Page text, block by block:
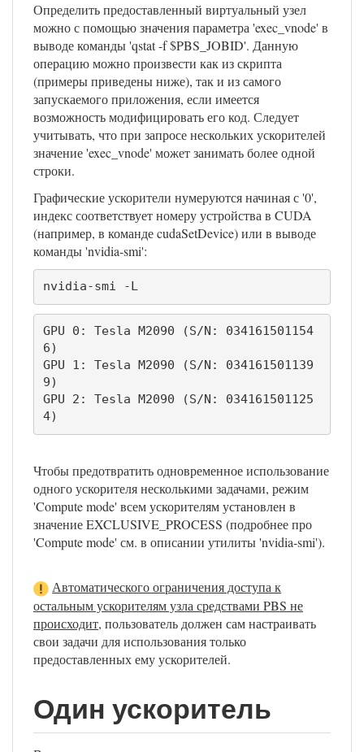
Определить предоставленный виртуальный узел
можно с помощью значения параметра 'exec_vnode' в
выводе команды 'qstat -f $PBS_JOBID'. Данную
операцию можно произвести как из скрипта
(примеры приведены ниже), так и из самого
запускаемого приложения, если имеется
возможность модифицировать его код. Следует
учитывать, что при запросе нескольких ускорителей
значение 'exec_vnode' может занимать более одной
строки.
Графические ускорители нумеруются начиная с '0',
индекс соответствует номеру устройства в CUDA
(например, в команде cudaSetDevice) или в выводе
команды 'nvidia-smi':
nvidia-smi -L
GPU 0: Tesla M2090 (S/N: 034161501154
6)
GPU 1: Tesla M2090 (S/N: 034161501139
9)
GPU 2: Tesla M2090 (S/N: 034161501125
4)
Чтобы предотвратить одновременное использование
одного ускорителя несколькими задачами, режим
'Compute mode' всем ускорителям установлен в
значение EXCLUSIVE_PROCESS (подробнее про
'Compute mode' см. в описании утилиты 'nvidia-smi').
Автоматического ограничения доступа к
остальным ускорителям узла средствами PBS не
происходит, пользователь должен сам настраивать
свои задачи для использования только
предоставленных ему ускорителей.
Один ускоритель